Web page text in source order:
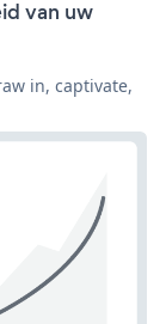
van uw
in, captivate,